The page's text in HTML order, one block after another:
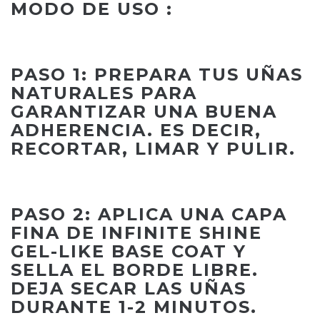
MODO DE USO :
PASO 1: PREPARA TUS UÑAS
NATURALES PARA
GARANTIZAR UNA BUENA
ADHERENCIA. ES DECIR,
RECORTAR, LIMAR Y PULIR.
PASO 2: APLICA UNA CAPA
FINA DE INFINITE SHINE
GEL-LIKE BASE COAT Y
SELLA EL BORDE LIBRE.
DEJA SECAR LAS UÑAS
DURANTE 1-2 MINUTOS.